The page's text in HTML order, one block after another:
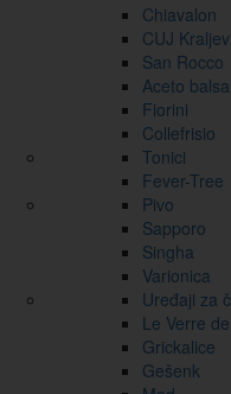
Chiavalon
CUJ
San Rocco
Aceto
Fiorini
Collefrisio
Tonici
Fever-Tree
Pivo
Sapporo
Singha
Varionica
Uređaji za
Le Verre
Grickalice
Gešenk